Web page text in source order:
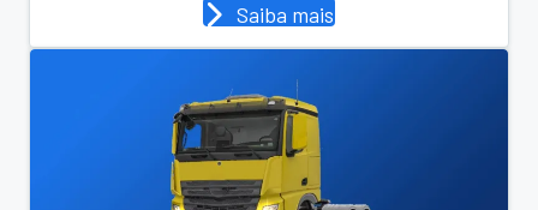
Saiba mais